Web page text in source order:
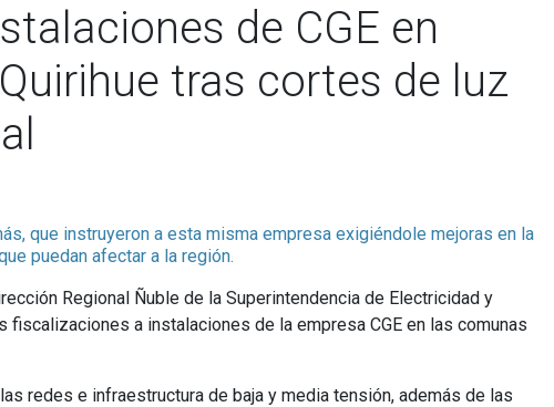
de CGE en
tras cortes de luz
que instruyeron a esta misma empresa exigiéndole mejoras en la
puedan afectar a la región.
Regional Ñuble de la Superintendencia de Electricidad y
a instalaciones de la empresa CGE en las comunas
redes e infraestructura de baja y media tensión, además de las